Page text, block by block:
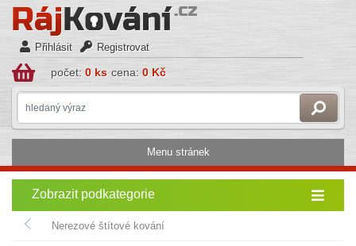
Přihlásit Registrovat
počet: 0 ks cena: 0 Kč
Menu stránek
Zobrazit podkategorie
Nerezové štítové kování